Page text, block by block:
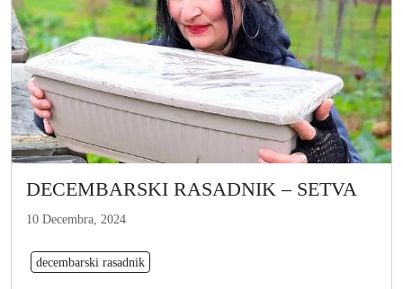
DECEMBARSKI RASADNIK – SETVA
10 Decembra, 2024
decembarski rasadnik